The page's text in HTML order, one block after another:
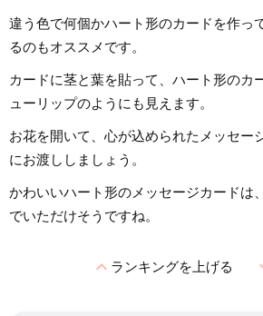
違う色で何個かハート形のカードを作っ
るのもオススメです。
カードに茎と葉を貼って、ハート形のカ
ューリップのようにも見えます。
お花を開いて、心が込められたメッセー
にお渡ししましょう。
かわいいハート形のメッセージカードは
でいただけそうですね。
expand_lessランキングを上げる